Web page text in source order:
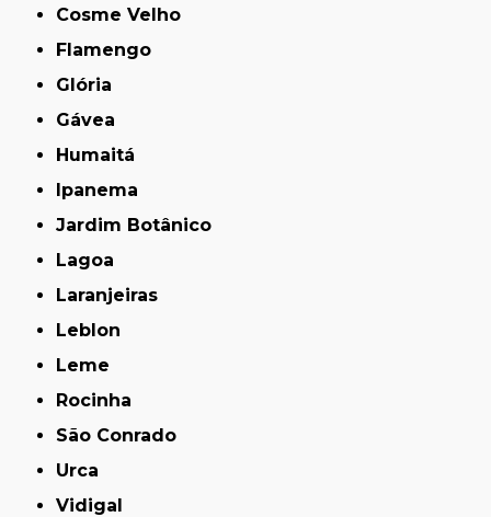
Cosme Velho
Flamengo
Glória
Gávea
Humaitá
Ipanema
Jardim Botânico
Lagoa
Laranjeiras
Leblon
Leme
Rocinha
São Conrado
Urca
Vidigal